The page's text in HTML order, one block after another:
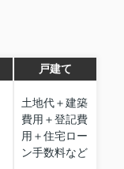
戸建て
土地代＋建築
費用＋登記費
用＋住宅ロー
ン手数料など